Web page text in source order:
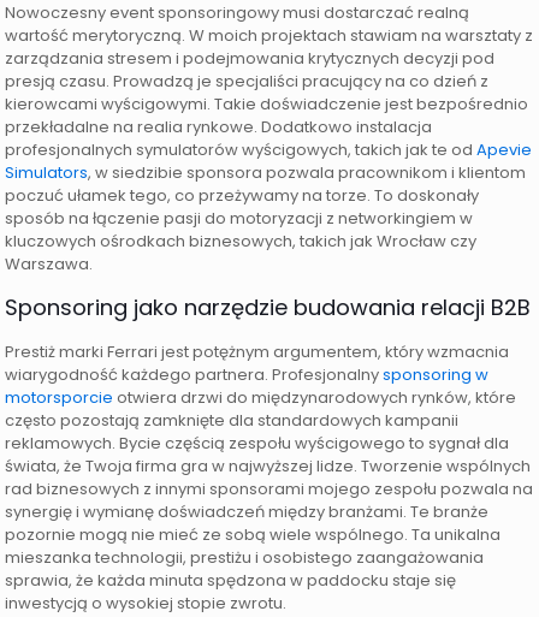
Nowoczesny event sponsoringowy musi dostarczać realną
wartość merytoryczną. W moich projektach stawiam na warsztaty z
zarządzania stresem i podejmowania krytycznych decyzji pod
presją czasu. Prowadzą je specjaliści pracujący na co dzień z
kierowcami wyścigowymi. Takie doświadczenie jest bezpośrednio
przekładalne na realia rynkowe. Dodatkowo instalacja
profesjonalnych symulatorów wyścigowych, takich jak te odApevie
Simulators, w siedzibie sponsora pozwala pracownikom i klientom
poczuć ułamek tego, co przeżywamy na torze. To doskonały
sposób na łączenie pasji do motoryzacji z networkingiem w
kluczowych ośrodkach biznesowych, takich jak Wrocław czy
Warszawa.
Sponsoring jako narzędzie budowania relacji B2B
Prestiż marki Ferrari jest potężnym argumentem, który wzmacnia
wiarygodność każdego partnera. Profesjonalnysponsoring w
motorsporcie otwiera drzwi do międzynarodowych rynków, które
często pozostają zamknięte dla standardowych kampanii
reklamowych. Bycie częścią zespołu wyścigowego to sygnał dla
świata, że Twoja firma gra w najwyższej lidze. Tworzenie wspólnych
rad biznesowych z innymi sponsorami mojego zespołu pozwala na
synergię i wymianę doświadczeń między branżami. Te branże
pozornie mogą nie mieć ze sobą wiele wspólnego. Ta unikalna
mieszanka technologii, prestiżu i osobistego zaangażowania
sprawia, że każda minuta spędzona w paddocku staje się
inwestycją o wysokiej stopie zwrotu.